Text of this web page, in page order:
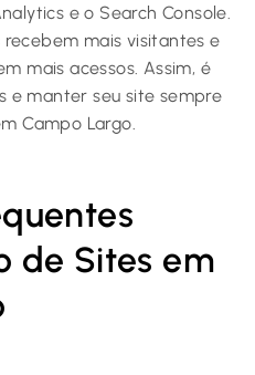
e o Search Console.
mais visitantes e
mais acessos. Assim, é
e manter seu site sempre
Campo Largo.
de Sites em